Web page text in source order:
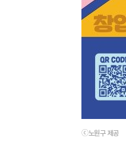
ⓒ노원구 제공